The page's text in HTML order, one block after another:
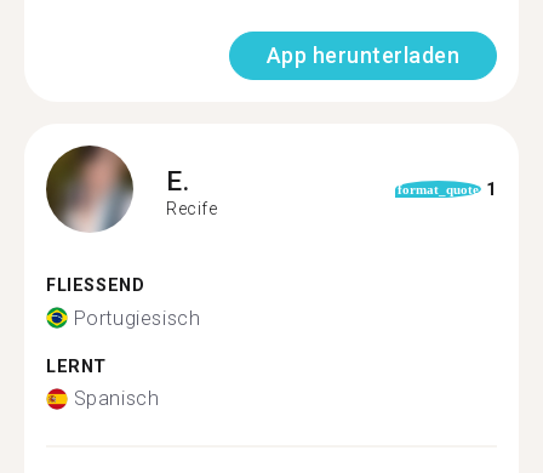
App herunterladen
E.
Recife
format_quote 1
FLIESSEND
Portugiesisch
LERNT
Spanisch